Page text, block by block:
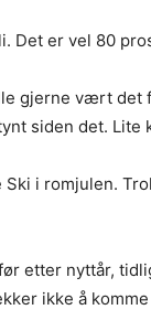
Det er vel 80
gjerne vært
siden det. Lite
i romjulen.
etter nyttår,
ikke å